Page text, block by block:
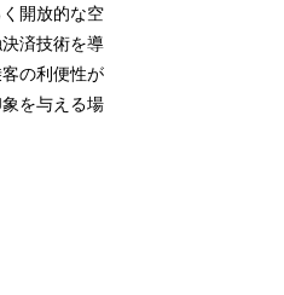
開放的な空
済技術を導
の利便性が
を与える場